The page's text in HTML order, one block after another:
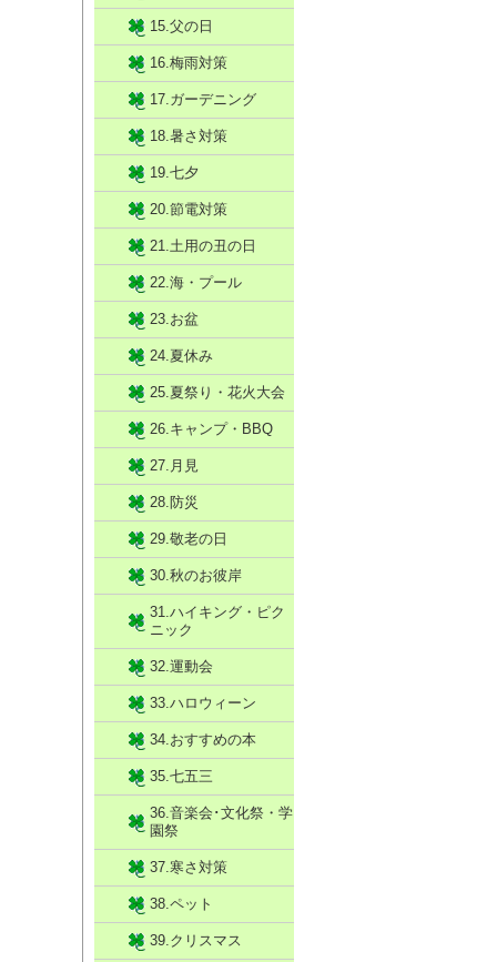
15.父の日
16.梅雨対策
17.ガーデニング
18.暑さ対策
19.七夕
20.節電対策
21.土用の丑の日
22.海・プール
23.お盆
24.夏休み
25.夏祭り・花火大会
26.キャンプ・BBQ
27.月見
28.防災
29.敬老の日
30.秋のお彼岸
31.ハイキング・ピク
ニック
32.運動会
33.ハロウィーン
34.おすすめの本
35.七五三
36.音楽会･文化祭・学
園祭
37.寒さ対策
38.ペット
39.クリスマス